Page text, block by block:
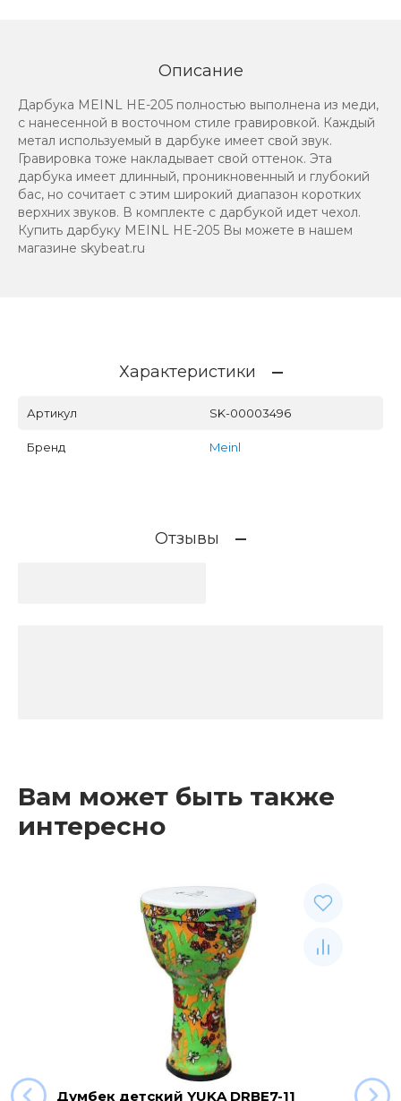
Описание
Дарбука MEINL HE-205 полностью выполнена из меди,
с нанесенной в восточном стиле гравировкой. Каждый
метал используемый в дарбуке имеет свой звук.
Гравировка тоже накладывает свой оттенок. Эта
дарбука имеет длинный, проникновенный и глубокий
бас, но сочитает с этим широкий диапазон коротких
верхних звуков. В комплекте с дарбукой идет чехол.
Купить дарбуку MEINL HE-205 Вы можете в нашем
магазине skybeat.ru
Характеристики
Артикул SK-00003496
Бренд Meinl
Отзывы
Вам может быть также
интересно
Думбек детский YUKA DRBE7-11